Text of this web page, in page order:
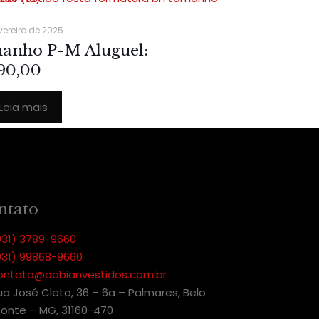
de 2025
P-M Aluguel:
mais
3789-9660
99868-9660
José Cleto, 36 – 6a – Palmares, Belo
– MG, 31160-470